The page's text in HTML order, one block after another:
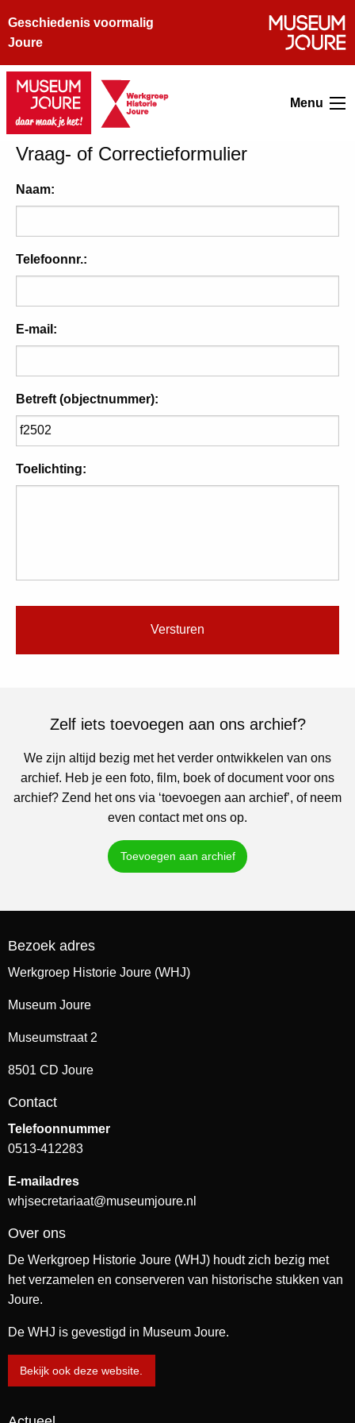
Geschiedenis voormalig
Joure
Menu
Vraag- of Correctieformulier
Naam:
Telefoonnr.:
E-mail:
Betreft (objectnummer):
Toelichting:
Zelf iets toevoegen aan ons archief?
We zijn altijd bezig met het verder ontwikkelen van ons
archief. Heb je een foto, film, boek of document voor ons
archief? Zend het ons via ‘toevoegen aan archief’, of neem
even contact met ons op.
Toevoegen aan archief
Bezoek adres
Werkgroep Historie Joure (WHJ)
Museum Joure
Museumstraat 2
8501 CD Joure
Contact
Telefoonnummer
0513-412283
E-mailadres
whjsecretariaat@museumjoure.nl
Over ons
De Werkgroep Historie Joure (WHJ) houdt zich bezig met
het verzamelen en conserveren van historische stukken van
Joure.
De WHJ is gevestigd in Museum Joure.
Bekijk ook deze website.